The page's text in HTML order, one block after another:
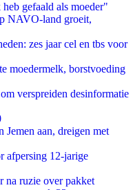
gefaald als moeder"
NAVO-land groeit,
zes jaar cel en tbs voor
moedermelk, borstvoeding
verspreiden desinformatie
aan, dreigen met
afpersing 12-jarige
na ruzie over pakket